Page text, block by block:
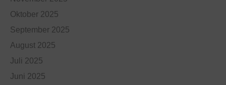
Oktober 2025
September 2025
August 2025
Juli 2025
Juni 2025